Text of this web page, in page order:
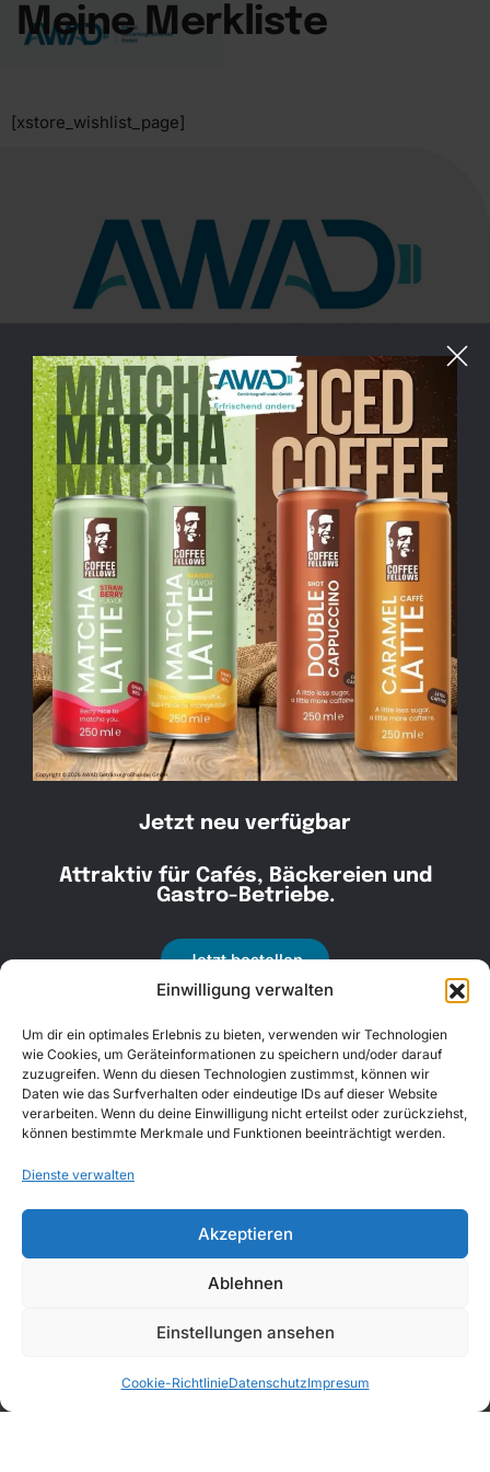
Einwilligung verwalten
Um dir ein optimales Erlebnis zu bieten, verwenden wir Technologien
wie Cookies, um Geräteinformationen zu speichern und/oder darauf
zuzugreifen. Wenn du diesen Technologien zustimmst, können wir
Daten wie das Surfverhalten oder eindeutige IDs auf dieser Website
verarbeiten. Wenn du deine Einwilligung nicht erteilst oder zurückziehst,
können bestimmte Merkmale und Funktionen beeinträchtigt werden.
Dienste verwalten
Akzeptieren
Ablehnen
Einstellungen ansehen
Cookie-RichtlinieDatenschutzImpresum
Meine Merkliste
[xstore_wishlist_page]
Saatwinkler Damm 69, 13627 Berlin
Kontakt
kontakt@awad-getraenke.de
Unsere Richtlinien
IMPRESSUM
Copyright © 2026, AWAD Getränkegroßhandel
PüreeMix
Bartools
Snacks
Fruchtsäfte
Wasser Softdrinks
Jetzt neu verfügbar
Attraktiv für Cafés, Bäckereien und
Gastro-Betriebe.
Jetzt bestellen
Echter Matcha. Cremiger Genuss. Einfach
besonders.